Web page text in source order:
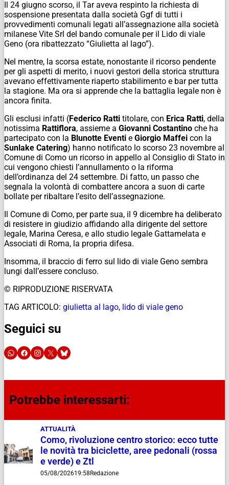
Il 24 giugno scorso, il Tar aveva respinto la richiesta di
sospensione presentata dalla società Ggf di tutti i
provvedimenti comunali legati all’assegnazione alla società
milanese Vite Srl del bando comunale per il Lido di viale
Geno (ora ribattezzato “Giulietta al lago”).
Nel mentre, la scorsa estate, nonostante il ricorso pendente
per gli aspetti di merito, i nuovi gestori della storica struttura
avevano effettivamente riaperto stabilimento e bar per tutta
la stagione. Ma ora si apprende che la battaglia legale non è
ancora finita.
Gli esclusi infatti (Federico Ratti titolare, con Erica Ratti, della
notissima Rattiflora, assieme a Giovanni Costantino che ha
partecipato con la Blunotte Eventi e Giorgio Maffei con la
Sunlake Catering) hanno notificato lo scorso 23 novembre al
Comune di Como un ricorso in appello al Consiglio di Stato in
cui vengono chiesti l’annullamento o la riforma
dell’ordinanza del 24 settembre. Di fatto, un passo che
segnala la volontà di combattere ancora a suon di carte
bollate per ribaltare l’esito dell’assegnazione.
Il Comune di Como, per parte sua, il 9 dicembre ha deliberato
di resistere in giudizio affidando alla dirigente del settore
legale, Marina Ceresa, e allo studio legale Gattamelata e
Associati di Roma, la propria difesa.
Insomma, il braccio di ferro sul lido di viale Geno sembra
lungi dall’essere concluso.
© RIPRODUZIONE RISERVATA
TAG ARTICOLO: giulietta al lago, lido di viale geno
Seguici su
Potrebbe interessarti:
ATTUALITÀ
Como, rivoluzione centro storico: ecco tutte
le novità tra biciclette, aree pedonali (rossa
e verde) e Ztl
05/08/202619:58 Redazione